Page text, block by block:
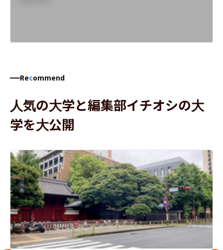
Recommend
人気の大学と編集部イチオシの大
学を大公開